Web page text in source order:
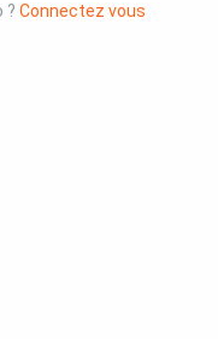
?Connectez vous